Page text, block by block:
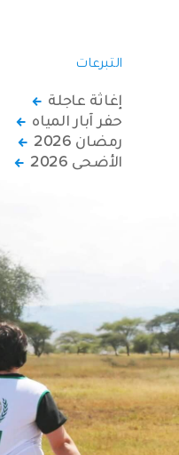
التبرعات
إغاثة عاجلة
حفر آبار المياه
رمضان 2026
الأضحى 2026